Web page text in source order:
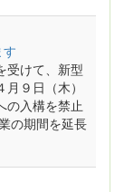
受けて、新型
９日（木）
の入構を禁止
の期間を延長